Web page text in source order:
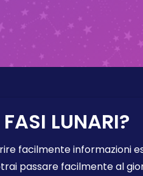
LUNARI?
facilmente informazioni
passare facilmente al